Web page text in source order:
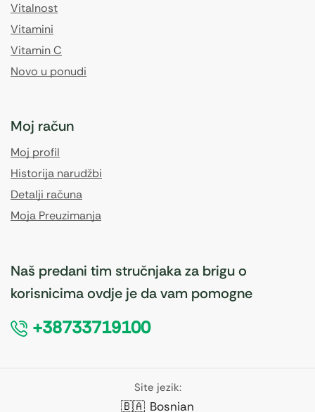
Vitalnost
Vitamini
Vitamin C
Novo u ponudi
Moj račun
Moj profil
Historija narudžbi
Detalji računa
Moja Preuzimanja
Naš predani tim stručnjaka za brigu o
korisnicima ovdje je da vam pomogne
+38733719100
Site jezik:
🇧🇦 Bosnian